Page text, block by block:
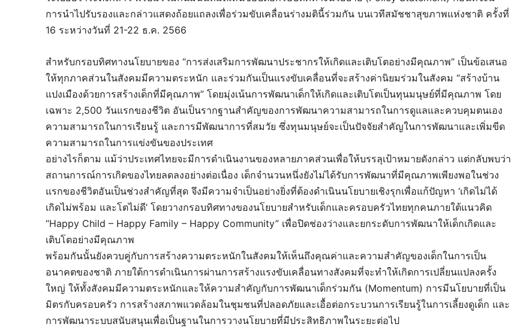
การนำไปรับรองและกล่าวแสดงถ้อยแถลงเพื่อร่วมขับเคลื่อนร่างมตินี้ร่วมกัน บนเวทีสมัชชาสุขภาพแห่งชาติ ครั้งที่
16 ระหว่างวันที่ 21-22 ธ.ค. 2566
สำหรับกรอบทิศทางนโยบายของ “การส่งเสริมการพัฒนาประชากรให้เกิดและเติบโตอย่างมีคุณภาพ” เป็นข้อเสนอ
ให้ทุกภาคส่วนในสังคมมีความตระหนัก และร่วมกันเป็นแรงขับเคลื่อนที่จะสร้างค่านิยมร่วมในสังคม “สร้างบ้าน
แปงเมืองด้วยการสร้างเด็กที่มีคุณภาพ” โดยมุ่งเน้นการพัฒนาเด็กให้เกิดและเติบโตเป็นทุนมนุษย์ที่มีคุณภาพ โดย
เฉพาะ 2,500 วันแรกของชีวิต อันเป็นรากฐานสำคัญของการพัฒนาความสามารถในการดูแลและควบคุมตนเอง
ความสามารถในการเรียนรู้ และการมีพัฒนาการที่สมวัย ซึ่งทุนมนุษย์จะเป็นปัจจัยสำคัญในการพัฒนาและเพิ่มขีด
ความสามารถในการแข่งขันของประเทศ
อย่างไรก็ตาม แม้ว่าประเทศไทยจะมีการดําเนินงานของหลายภาคส่วนเพื่อให้บรรลุเป้าหมายดังกล่าว แต่กลับพบว่า
สถานการณ์การเกิดของไทยลดลงอย่างต่อเนื่อง เด็กจำนวนหนึ่งยังไม่ได้รับการพัฒนาที่มีคุณภาพเพียงพอในช่วง
แรกของชีวิตอันเป็นช่วงสำคัญที่สุด จึงมีความจําเป็นอย่างยิ่งที่ต้องดำเนินนโยบายเชิงรุกเพื่อแก้ปัญหา ‘เกิดไม่ได้
เกิดไม่พร้อม และโตไม่ดี’ โดยวางกรอบทิศทางของนโยบายสำหรับเด็กและครอบครัวไทยทุกคนภายใต้แนวคิด
“Happy Child – Happy Family – Happy Community” เพื่อปิดช่องว่างและยกระดับการพัฒนาให้เด็กเกิดและ
เติบโตอย่างมีคุณภาพ
พร้อมกันนั้นยังควบคู่กับการสร้างความตระหนักในสังคมให้เห็นถึงคุณค่าและความสำคัญของเด็กในการเป็น
อนาคตของชาติ ภายใต้การดำเนินการผ่านการสร้างแรงขับเคลื่อนทางสังคมที่จะทำให้เกิดการเปลี่ยนแปลงครั้ง
ใหญ่ ให้ทั้งสังคมมีความตระหนักและให้ความสำคัญกับการพัฒนาเด็กร่วมกัน (Momentum) การมีนโยบายที่เป็น
มิตรกับครอบครัว การสร้างสภาพแวดล้อมในชุมชนที่ปลอดภัยและเอื้อต่อกระบวนการเรียนรู้ในการเลี้ยงดูเด็ก และ
การพัฒนาระบบสนับสนุนเพื่อเป็นฐานในการวางนโยบายที่มีประสิทธิภาพในระยะต่อไป